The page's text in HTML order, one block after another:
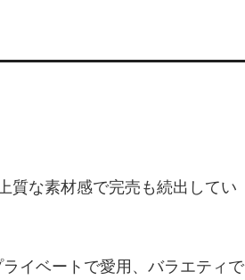
質な素材感で完売も続出してい
イベートで愛用、バラエティで